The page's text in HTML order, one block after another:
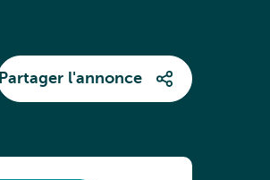
Partager l'annonce